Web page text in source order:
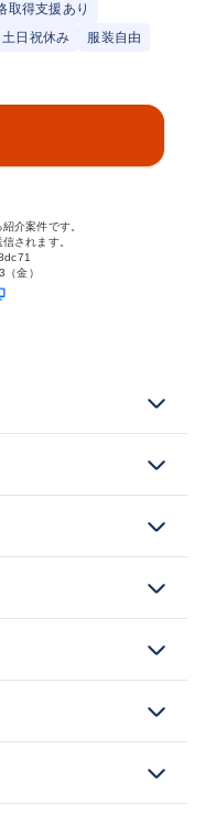
取得支援あり
土日祝休み 服装自由
介案件です。
されます。
金）